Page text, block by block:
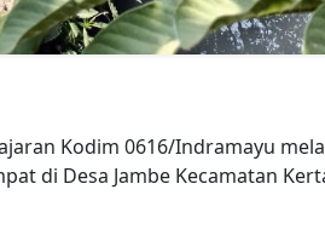
Kodim 0616/Indramayu
di Desa Jambe Kecamatan